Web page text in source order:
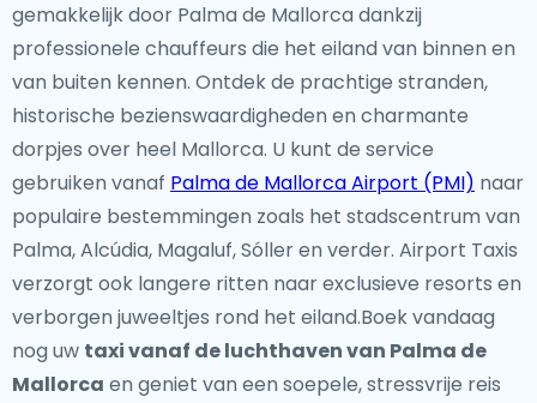
gemakkelijk door Palma de Mallorca dankzij
professionele chauffeurs die het eiland van binnen en
van buiten kennen. Ontdek de prachtige stranden,
historische bezienswaardigheden en charmante
dorpjes over heel Mallorca. U kunt de service
gebruiken vanaf Palma de Mallorca Airport (PMI) naar
populaire bestemmingen zoals het stadscentrum van
Palma, Alcúdia, Magaluf, Sóller en verder. Airport Taxis
verzorgt ook langere ritten naar exclusieve resorts en
verborgen juweeltjes rond het eiland.Boek vandaag
nog uw taxi vanaf de luchthaven van Palma de
Mallorca en geniet van een soepele, stressvrije reis